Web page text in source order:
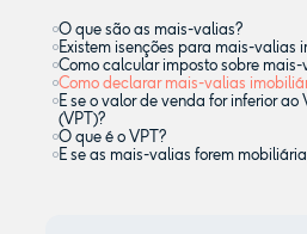
O que são as mais-valias?
Existem isenções para mais-valias
Como calcular imposto sobre
Como declarar mais-valias
E se o valor de venda for inferior ao
(VPT)?
O que é o VPT?
E se as mais-valias forem